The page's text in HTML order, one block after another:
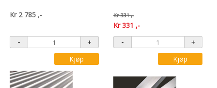
Kr 2 785 ,-
Kjøp
Kr331,-
Kr331 ,-
Kjøp